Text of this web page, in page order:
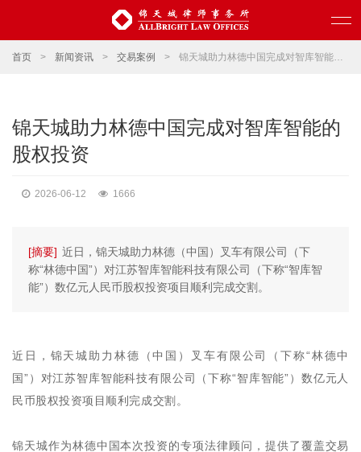
首页 > 新闻资讯 > 交易案例 > 锦天城助力林德中国完成对智库智能的股权投资
锦天城助力林德中国完成对智库智能的
股权投资
2026-06-12 1666
[摘要] 近日，锦天城助力林德（中国）叉车有限公司（下
称“林德中国”）对江苏智库智能科技有限公司（下称“智库智
能”）数亿元人民币股权投资项目顺利完成交割。
近日，锦天城助力林德（中国）叉车有限公司（下称“林德中
国”）对江苏智库智能科技有限公司（下称“智库智能”）数亿元人
民币股权投资项目顺利完成交割。
锦天城作为林德中国本次投资的专项法律顾问，提供了覆盖交易